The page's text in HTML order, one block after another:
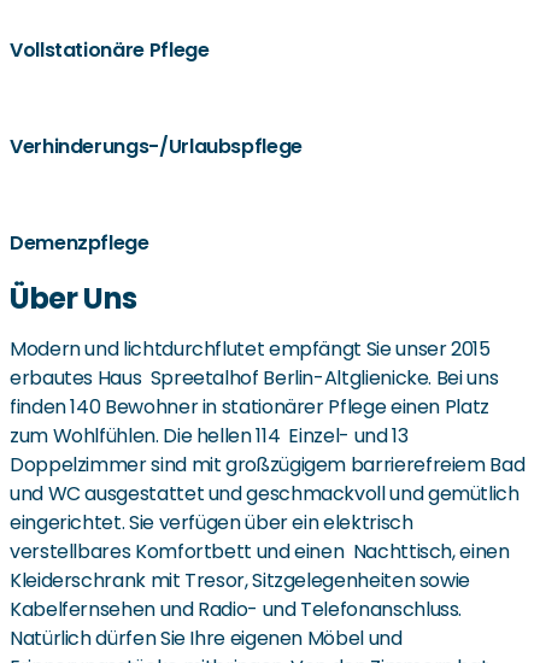
Vollstationäre Pflege
Verhinderungs-/Urlaubspflege
Demenzpflege
Über Uns
Modern und lichtdurchflutet empfängt Sie unser 2015
erbautes Haus Spreetalhof Berlin-Altglienicke. Bei uns
finden 140 Bewohner in stationärer Pflege einen Platz
zum Wohlfühlen. Die hellen 114 Einzel- und 13
Doppelzimmer sind mit großzügigem barrierefreiem Bad
und WC ausgestattet und geschmackvoll und gemütlich
eingerichtet. Sie verfügen über ein elektrisch
verstellbares Komfortbett und einen Nachttisch, einen
Kleiderschrank mit Tresor, Sitzgelegenheiten sowie
Kabelfernsehen und Radio- und Telefonanschluss.
Natürlich dürfen Sie Ihre eigenen Möbel und